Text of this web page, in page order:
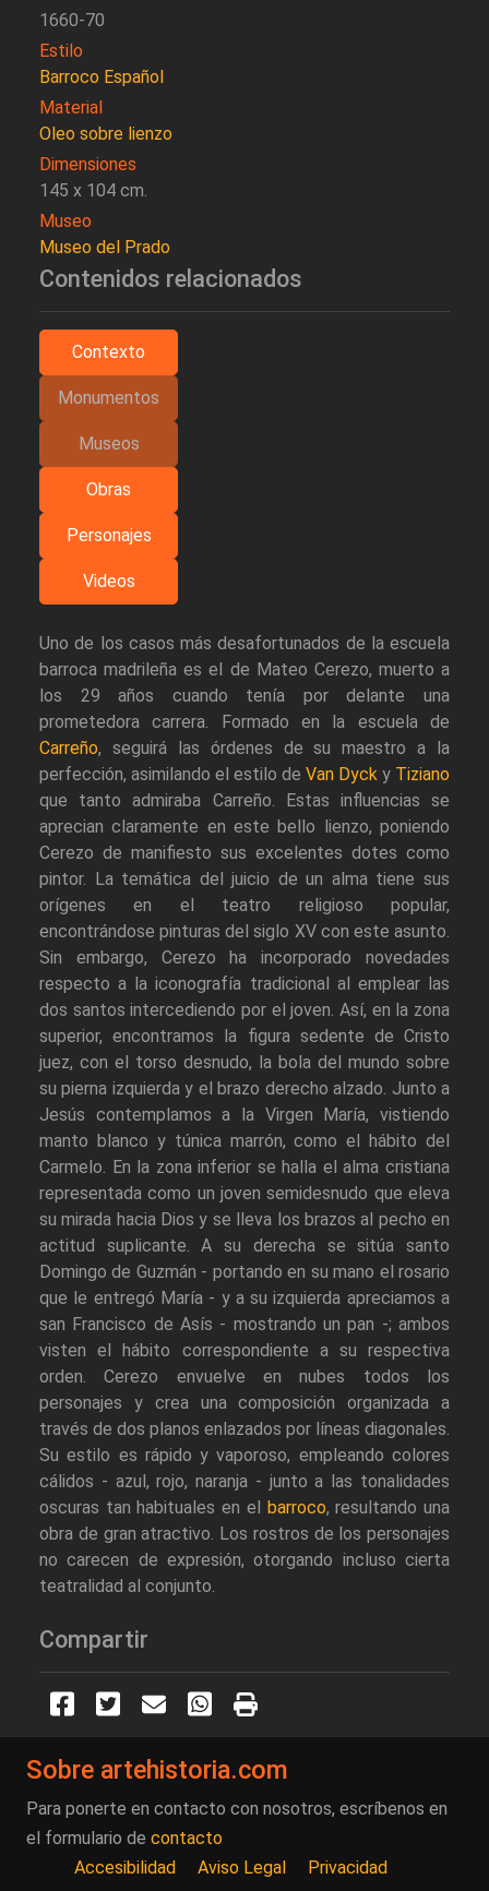
1660-70
Estilo
Barroco Español
Material
Oleo sobre lienzo
Dimensiones
145 x 104 cm.
Museo
Museo del Prado
Contenidos relacionados
Contexto
Monumentos
Museos
Obras
Personajes
Videos
Uno de los casos más desafortunados de la escuela
barroca madrileña es el de Mateo Cerezo, muerto a
los 29 años cuando tenía por delante una
prometedora carrera. Formado en la escuela de
Carreño, seguirá las órdenes de su maestro a la
perfección, asimilando el estilo de Van Dyck y Tiziano
que tanto admiraba Carreño. Estas influencias se
aprecian claramente en este bello lienzo, poniendo
Cerezo de manifiesto sus excelentes dotes como
pintor. La temática del juicio de un alma tiene sus
orígenes en el teatro religioso popular,
encontrándose pinturas del siglo XV con este asunto.
Sin embargo, Cerezo ha incorporado novedades
respecto a la iconografía tradicional al emplear las
dos santos intercediendo por el joven. Así, en la zona
superior, encontramos la figura sedente de Cristo
juez, con el torso desnudo, la bola del mundo sobre
su pierna izquierda y el brazo derecho alzado. Junto a
Jesús contemplamos a la Virgen María, vistiendo
manto blanco y túnica marrón, como el hábito del
Carmelo. En la zona inferior se halla el alma cristiana
representada como un joven semidesnudo que eleva
su mirada hacia Dios y se lleva los brazos al pecho en
actitud suplicante. A su derecha se sitúa santo
Domingo de Guzmán - portando en su mano el rosario
que le entregó María - y a su izquierda apreciamos a
san Francisco de Asís - mostrando un pan -; ambos
visten el hábito correspondiente a su respectiva
orden. Cerezo envuelve en nubes todos los
personajes y crea una composición organizada a
través de dos planos enlazados por líneas diagonales.
Su estilo es rápido y vaporoso, empleando colores
cálidos - azul, rojo, naranja - junto a las tonalidades
oscuras tan habituales en el barroco, resultando una
obra de gran atractivo. Los rostros de los personajes
no carecen de expresión, otorgando incluso cierta
teatralidad al conjunto.
Compartir
Sobre artehistoria.com
Para ponerte en contacto con nosotros, escríbenos en
el formulario de contacto
Accesibilidad
Aviso Legal Privacidad